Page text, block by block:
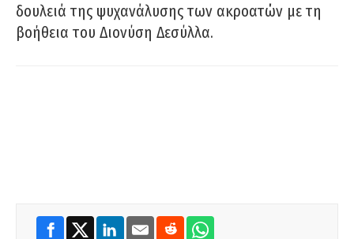
δουλειά της ψυχανάλυσης των ακροατών με τη
βοήθεια του Διονύση Δεσύλλα.